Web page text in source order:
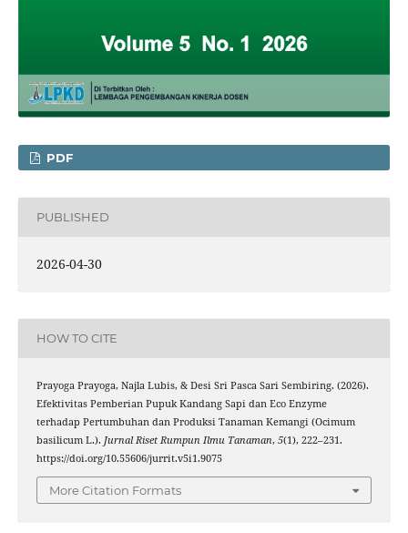
PDF
PUBLISHED
2026-04-30
HOW TO CITE
Prayoga Prayoga, Najla Lubis, & Desi Sri Pasca Sari Sembiring. (2026).
Efektivitas Pemberian Pupuk Kandang Sapi dan Eco Enzyme
terhadap Pertumbuhan dan Produksi Tanaman Kemangi (Ocimum
basilicum L.). Jurnal Riset Rumpun Ilmu Tanaman, 5(1), 222–231.
https://doi.org/10.55606/jurrit.v5i1.9075
More Citation Formats